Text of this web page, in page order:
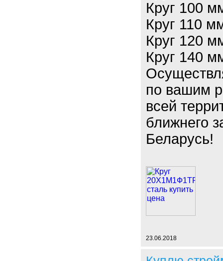
Круг 100
Круг 110
Круг 120
Круг 140
по вашим
всей
ближнего
Беларусь!
23.06.2018